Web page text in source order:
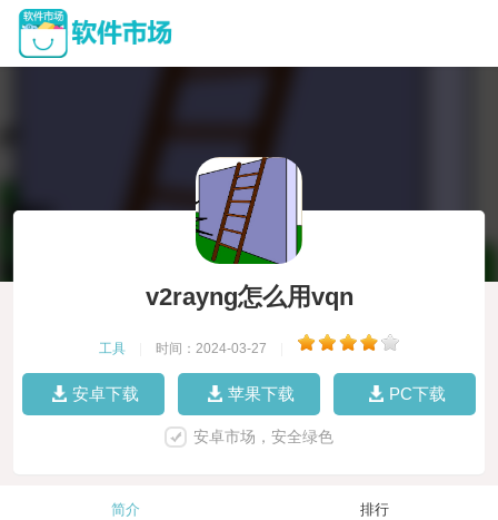
v2rayng怎么用vqn
工具 时间：2024-03-27
安卓下载 苹果下载 PC下载
安卓市场，安全绿色
简介 排行